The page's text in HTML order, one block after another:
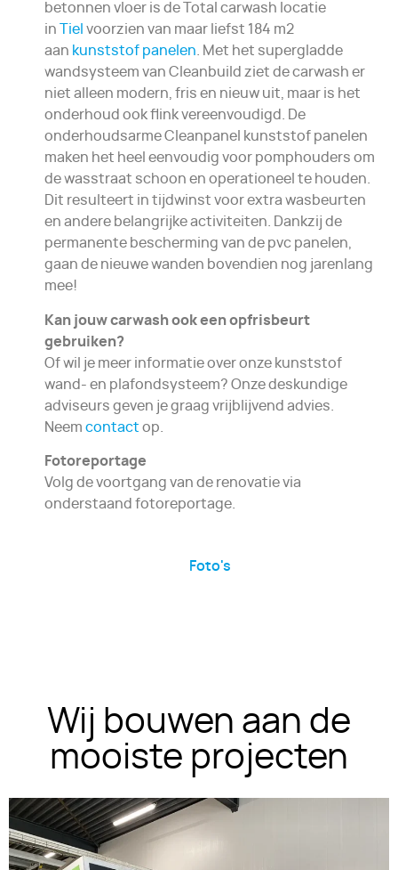
betonnen vloer is de Total carwash locatie
in
Tiel voorzien van maar liefst 184 m2
aan kunststof panelen . Met het supergladde
wandsysteem van Cleanbuild ziet de carwash er
niet alleen modern, fris en nieuw uit, maar is het
onderhoud ook flink vereenvoudigd. De
onderhoudsarme Cleanpanel kunststof panelen
maken het heel eenvoudig voor pomphouders om
de wasstraat schoon en operationeel te houden.
Dit resulteert in tijdwinst voor extra wasbeurten
en andere belangrijke activiteiten. Dankzij de
permanente bescherming van de pvc panelen,
gaan de nieuwe wanden bovendien nog jarenlang
mee!
Kan jouw carwash ook een opfrisbeurt
gebruiken?
Of wil je meer informatie over onze kunststof
wand- en plafondsysteem? Onze deskundige
adviseurs geven je graag vrijblijvend advies.
Neem contact op.
Fotoreportage
Volg de voortgang van de renovatie via
onderstaand fotoreportage.
Foto's
Wij bouwen aan de
mooiste projecten